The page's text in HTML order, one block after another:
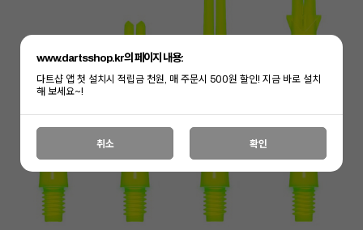
페이코 ID로 페
PAYCO 바로구매
www.dartsshop.kr의 페이지 내용:
다트샵 앱 첫 설치시 적립금 천원, 매 주문시 500원 할인! 지금 바로 설치
해 보세요~!
취소 확인